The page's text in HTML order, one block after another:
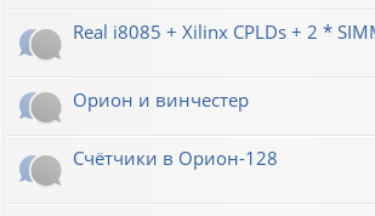
Real i8085 + Xilinx CPLDs + 2 *
Орион и винчестер
Счётчики в Орион-128